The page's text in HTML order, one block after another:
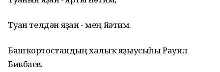
Туған телдән яҙған - мең йәтим.
Башҡортостандың халыҡ яҙыусыһы Рауил
Бикбаев.